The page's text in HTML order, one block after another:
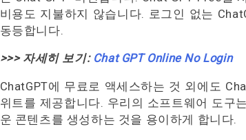
비용도 지불하지 않습니다. 로그인 없는
동등합니다.
>>> 자세히 보기: Chat GPT Online No Login
ChatGPT에 무료로 액세스하는 것 외에도
위트를 제공합니다. 우리의 소프트웨어 도구
운 콘텐츠를 생성하는 것을 용이하게 합니다.